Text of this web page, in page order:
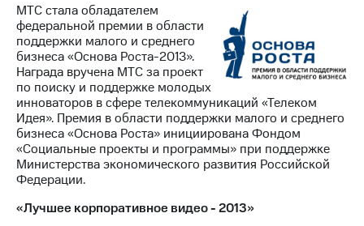
МТС стала обладателем
федеральной премии в области
поддержки малого и среднего
бизнеса «Основа Роста-2013».
Награда вручена МТС за проект
по поиску и поддержке молодых
инноваторов в сфере телекоммуникаций «Телеком
Идея». Премия в области поддержки малого и среднего
бизнеса «Основа Роста» инициирована Фондом
«Социальные проекты и программы» при поддержке
Министерства экономического развития Российской
Федерации.
«Лучшее корпоративное видео - 2013»